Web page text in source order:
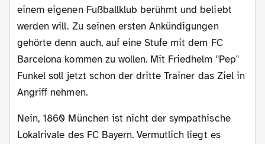
einem eigenen Fußballklub berühmt und beliebt
werden will. Zu seinen ersten Ankündigungen
gehörte denn auch, auf eine Stufe mit dem FC
Barcelona kommen zu wollen. Mit Friedhelm "Pep"
Funkel soll jetzt schon der dritte Trainer das Ziel in
Angriff nehmen.
Nein, 1860 München ist nicht der sympathische
Lokalrivale des FC Bayern. Vermutlich liegt es